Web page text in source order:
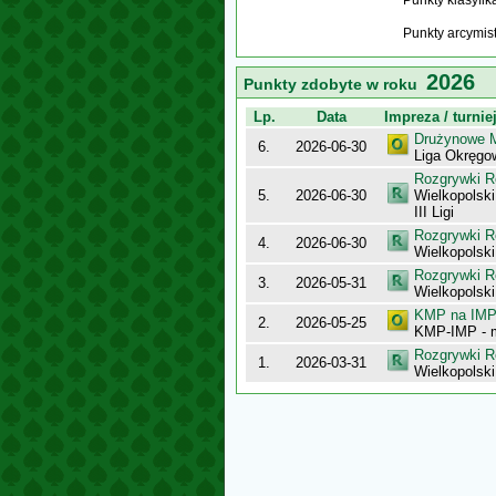
Punkty
Punkty zdobyte w roku 2026
Lp. Data
Impreza / turniej
6.
2026-06-30
Drużynowe
Liga
5. 2026-06-30
Rozgrywki
III Ligi
4.
2026-06-30
Rozgrywki
3.
2026-05-31
Rozgrywki
2.
2026-05-25
KMP na
KMP-IMP -
1.
2026-03-31
Rozgrywki